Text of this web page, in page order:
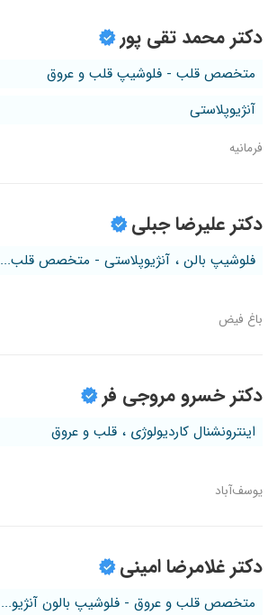
دکتر محمد تقی پور
متخصص قلب - فلوشیپ قلب و عروق
آنژیوپلاستی
فرمانیه
دکتر علیرضا جبلی
فلوشیپ بالن ، آنژیوپلاستی - متخصص قلب...
باغ فیض
دکتر خسرو مروجی فر
اینترونشنال کاردیولوژی ، قلب و عروق
یوسف‌آباد
دکتر غلامرضا امینی
متخصص قلب و عروق - فلوشیپ بالون آنژیو...